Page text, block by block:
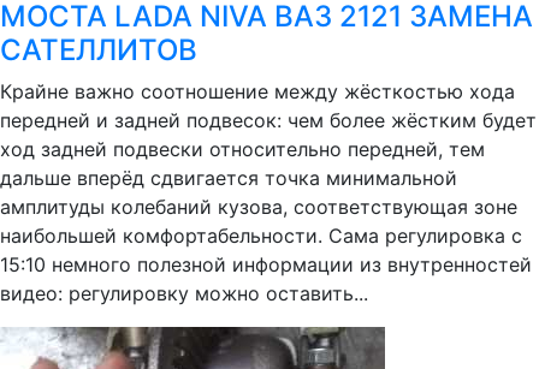
МОСТА LADA NIVA ВАЗ 2121 ЗАМЕНА
САТЕЛЛИТОВ
Крайне важно соотношение между жёсткостью хода
передней и задней подвесок: чем более жёстким будет
ход задней подвески относительно передней, тем
дальше вперёд сдвигается точка минимальной
амплитуды колебаний кузова, соответствующая зоне
наибольшей комфортабельности. Сама регулировка с
15:10 немного полезной информации из внутренностей
видео: регулировку можно оставить...